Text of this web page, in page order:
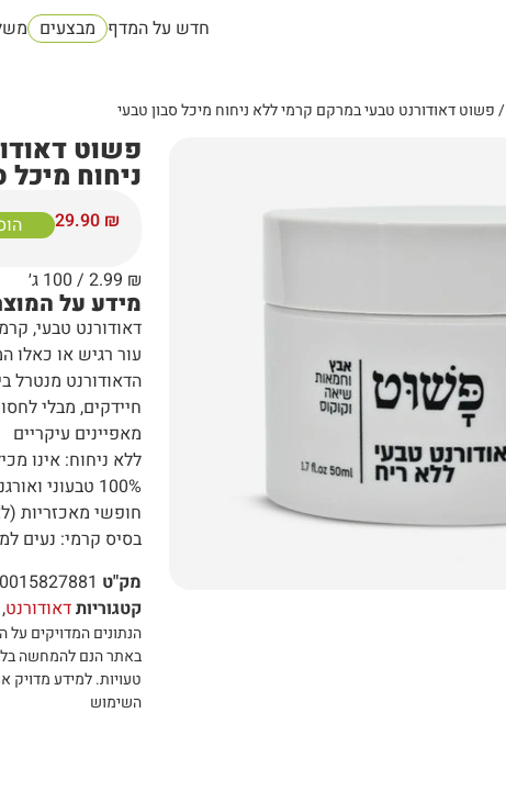
חדש על המדף מבצעים
/ פשוט דאודורנט טבעי במרקם קרמי ללא ניחוח מיכל סבון טבעי
פשוט
ניחוח מיכל
29.90 ₪
2.99 ₪ / 100 ג׳
מידע על
דאודורנט טבעי,
עור רגיש או כאלו
הדאודורנט מנטרל
חיידקים, מבלי
מאפיינים עיקריים
ללא ניחוח: אינו
100% טבעוני ואורגני (82.9% אורגני).
חופשי מאכזריות
בסיס קרמי: נעים
מק"ט
קטגוריותדאודורנט
הנתונים המדויקים על
באתר הנם להמחשה
טעויות.למידע מדויק
השימוש